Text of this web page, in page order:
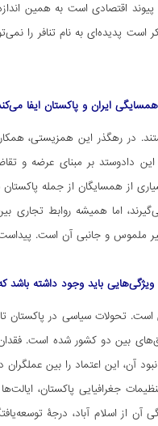
پیوند اقتصادی است به همین
است پدیده‌ای به نام تنافر
ایران و پاکستان ایفا
در رهگذر این همزیستی،
دادوستد بر مبنای عرضه و
از همسایگان از جمله
اما همیشه روابط
ملموس و جانبی آن است. پیداست
باید وجود داشته باشد که
است. تحولات سیاسی در
بین دو کشور شده است. فقدان
آن، این اعتماد را بین
جغرافیایی پاکستان،
آن از اسلام آباد، درجۀ